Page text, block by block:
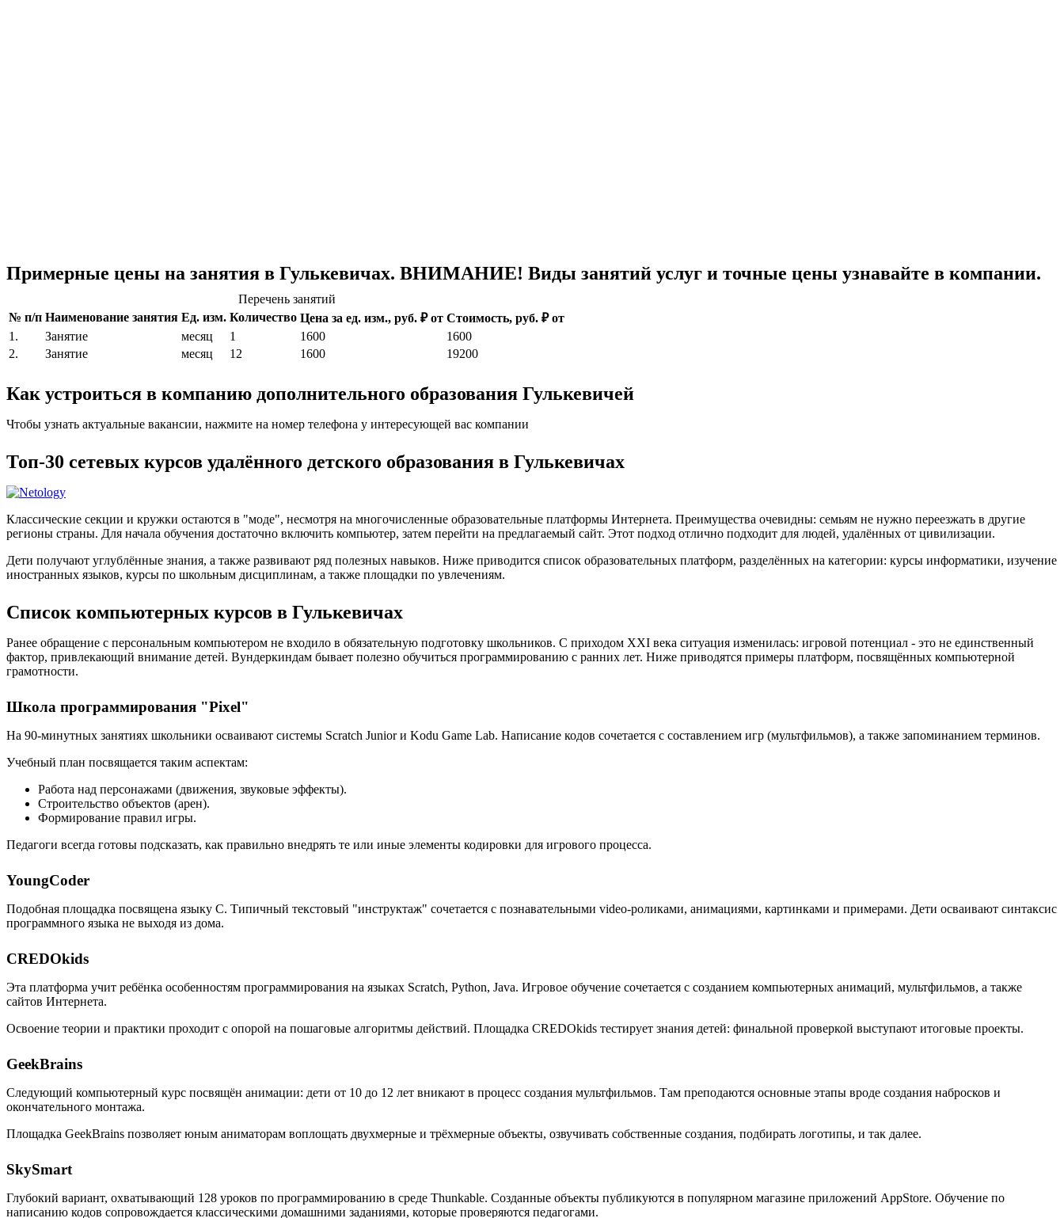
Примерные цены на занятия в Гулькевичах. ВНИМАНИЕ! Виды занятий услуг и точные цены узнавайте в компании.
Перечень занятий
№ п/п Наименование занятия Ед. изм. Количество Цена за ед. изм., руб. ₽ от Стоимость, руб. ₽ от
1.
Занятие месяц 1 1600
1600
2.
Занятие месяц 12 1600 19200
Как устроиться в компанию дополнительного образования Гулькевичей
Чтобы узнать актуальные вакансии, нажмите на номер телефона у интересующей вас компании
Топ-30 сетевых курсов удалённого детского образования в Гулькевичах
Классические секции и кружки остаются в "моде", несмотря на многочисленные образовательные платформы Интернета. Преимущества очевидны: семьям не нужно переезжать в другие
регионы страны. Для начала обучения достаточно включить компьютер, затем перейти на предлагаемый сайт. Этот подход отлично подходит для людей, удалённых от цивилизации.
Дети получают углублённые знания, а также развивают ряд полезных навыков. Ниже приводится список образовательных платформ, разделённых на категории: курсы информатики, изучение
иностранных языков, курсы по школьным дисциплинам, а также площадки по увлечениям.
Список компьютерных курсов в Гулькевичах
Ранее обращение с персональным компьютером не входило в обязательную подготовку школьников. С приходом XXI века ситуация изменилась: игровой потенциал - это не единственный
фактор, привлекающий внимание детей. Вундеркиндам бывает полезно обучиться программированию с ранних лет. Ниже приводятся примеры платформ, посвящённых компьютерной
грамотности.
Школа программирования "Pixel"
На 90-минутных занятиях школьники осваивают системы Scratch Junior и Kodu Game Lab. Написание кодов сочетается с составлением игр (мультфильмов), а также запоминанием терминов.
Учебный план посвящается таким аспектам:
Работа над персонажами (движения, звуковые эффекты).
Строительство объектов (арен).
Формирование правил игры.
Педагоги всегда готовы подсказать, как правильно внедрять те или иные элементы кодировки для игрового процесса.
YoungCoder
Подобная площадка посвящена языку C. Типичный текстовый "инструктаж" сочетается с познавательными video-роликами, анимациями, картинками и примерами. Дети осваивают синтаксис
программного языка не выходя из дома.
CREDOkids
Эта платформа учит ребёнка особенностям программирования на языках Scratch, Python, Java. Игровое обучение сочетается с созданием компьютерных анимаций, мультфильмов, а также
сайтов Интернета.
Освоение теории и практики проходит с опорой на пошаговые алгоритмы действий. Площадка CREDOkids тестирует знания детей: финальной проверкой выступают итоговые проекты.
GeekBrains
Следующий компьютерный курс посвящён анимации: дети от 10 до 12 лет вникают в процесс создания мультфильмов. Там преподаются основные этапы вроде создания набросков и
окончательного монтажа.
Площадка GeekBrains позволяет юным аниматорам воплощать двухмерные и трёхмерные объекты, озвучивать собственные создания, подбирать логотипы, и так далее.
SkySmart
Глубокий вариант, охватывающий 128 уроков по программированию в среде Thunkable. Созданные объекты публикуются в популярном магазине приложений AppStore. Обучение по
написанию кодов сопровождается классическими домашними заданиями, которые проверяются педагогами.